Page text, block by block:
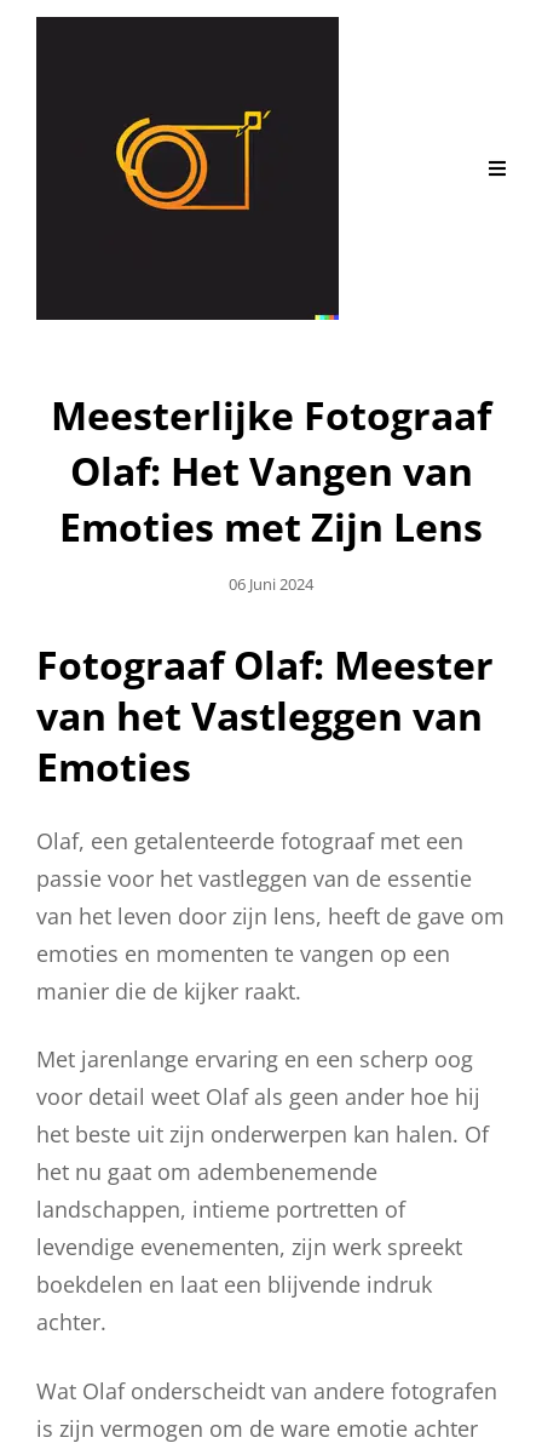
Meesterlijke Fotograaf
Olaf: Het Vangen van
Emoties met Zijn Lens
Geplaatst
06 Juni 2024
Fotograaf Olaf: Meester
van het Vastleggen van
Emoties
Olaf, een getalenteerde fotograaf met een
passie voor het vastleggen van de essentie
van het leven door zijn lens, heeft de gave om
emoties en momenten te vangen op een
manier die de kijker raakt.
Met jarenlange ervaring en een scherp oog
voor detail weet Olaf als geen ander hoe hij
het beste uit zijn onderwerpen kan halen. Of
het nu gaat om adembenemende
landschappen, intieme portretten of
levendige evenementen, zijn werk spreekt
boekdelen en laat een blijvende indruk
achter.
Wat Olaf onderscheidt van andere fotografen
is zijn vermogen om de ware emotie achter